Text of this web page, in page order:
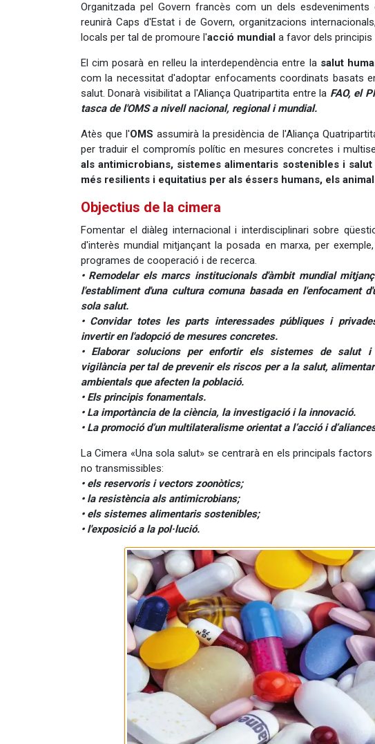
Organitzada pel Govern francès com un dels
reunirà Caps d'Estat i de Govern, organitzacions
locals per tal de promoure l'acció mundial a favor dels
El cim posarà en relleu la interdependència entre la salut
com la necessitat d'adoptar enfocaments coordinats basats
salut. Donarà visibilitat a l'Aliança Quatripartita entre la FAO, el
tasca de l'OMS a nivell nacional, regional i mundial.
Atès que l'OMS assumirà la presidència de l'Aliança
per traduir el compromís polític en mesures concretes i
als antimicrobians, sistemes alimentaris sostenibles i salut
més resilients i equitatius per als éssers humans, els
Objectius de la cimera
Fomentar el diàleg internacional i interdisciplinari sobre
d'interès mundial mitjançant la posada en marxa, per
programes de cooperació i de recerca.
• Remodelar els marcs institucionals d'àmbit mundial
l'establiment d'una cultura comuna basada en l'enfocament
sola salut.
• Convidar totes les parts interessades públiques i
invertir en l'adopció de mesures concretes.
• Elaborar solucions per enfortir els sistemes de salut i
vigilància per tal de prevenir els riscos per a la salut,
ambientals que afecten la població.
• Els principis fonamentals.
• La importància de la ciència, la investigació i la innovació.
• La promoció d’un multilateralisme orientat a l’acció i
La Cimera «Una sola salut» se centrarà en els principals
no transmissibles:
• els reservoris i vectors zoonòtics;
• la resistència als antimicrobians;
• els sistemes alimentaris sostenibles;
• l'exposició a la pol·lució.